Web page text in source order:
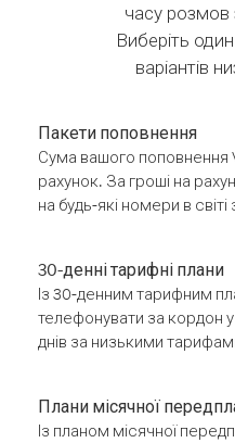
часу розмов
Виберіть
варіантів
Пакети поповнення
Сума вашого поповнення
рахунок. За гроші на
на будь-які номери в
30-денні тарифні плани
Із 30-денним тарифним
телефонувати за кордон
днів за низькими
Плани місячної
Із планом місячної